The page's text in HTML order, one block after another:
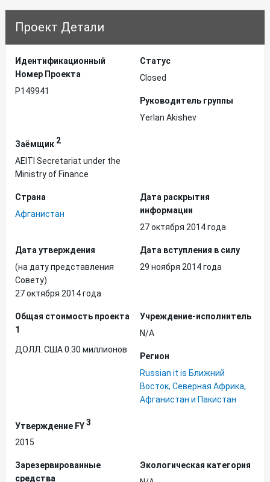
Проект Детали
Идентификационный
Hомер Проекта
P149941
Статус
Closed
Руководитель группы
Yerlan Akishev
Заёмщик 2
AEITI Secretariat under the
Ministry of Finance
Страна
Афганистан
Дата раскрытия
информации
27 октября 2014 года
Дата утверждения
(на дату представления
Совету)
27 октября 2014 года
Дата вступления в силу
29 ноября 2014 года
Общая стоимость проекта
1
ДОЛЛ. США 0.30 миллионов
Учреждение-исполнитель
N/A
Регион
Russian it is Ближний
Восток, Северная Африка,
Афганистан и Пакистан
Утверждение FY3
2015
Зарезервированные
средства
Экологическая категория